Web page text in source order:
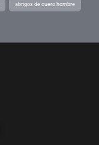
abrigos de cuero hombre